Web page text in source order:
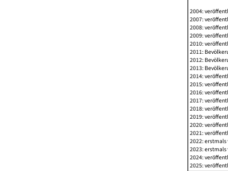
2004:
2007:
2008:
2009:
2010:
2011:
2012:
2013:
2014:
2015:
2016:
2017:
2018:
2019:
2020:
2021:
2022:
2023:
2024:
2025: